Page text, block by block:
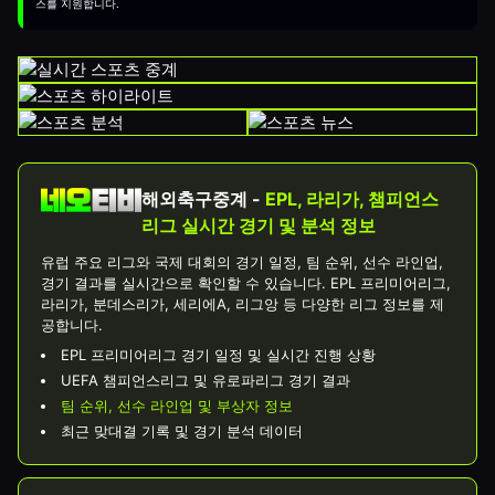
스를 지원합니다.
해외축구중계 - EPL, 라리가, 챔피언스
리그 실시간 경기 및 분석 정보
유럽 주요 리그와 국제 대회의 경기 일정, 팀 순위, 선수 라인업,
경기 결과를 실시간으로 확인할 수 있습니다. EPL 프리미어리그,
라리가, 분데스리가, 세리에A, 리그앙 등 다양한 리그 정보를 제
공합니다.
EPL 프리미어리그 경기 일정 및 실시간 진행 상황
UEFA 챔피언스리그 및 유로파리그 경기 결과
팀 순위, 선수 라인업 및 부상자 정보
최근 맞대결 기록 및 경기 분석 데이터